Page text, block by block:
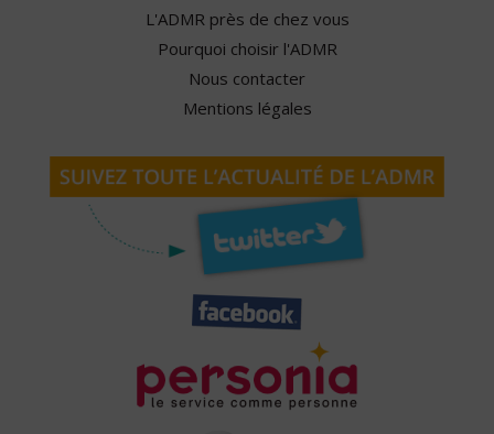
L'ADMR près de chez vous
Pourquoi choisir l'ADMR
Nous contacter
Mentions légales